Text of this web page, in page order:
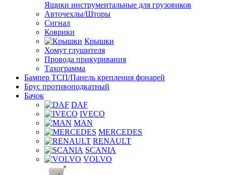
Ящики инструментальные для грузовиков
Авточехлы/Шторы
Сигнал
Коврики
Крышки
Хомут глушителя
Провода прикуривания
Тахограмма
Бампер ТСП/Панель крепления фонарей
Брус противоподкатный
Бачок
DAF
IVECO
MAN
MERCEDES
RENAULT
SCANIA
VOLVO